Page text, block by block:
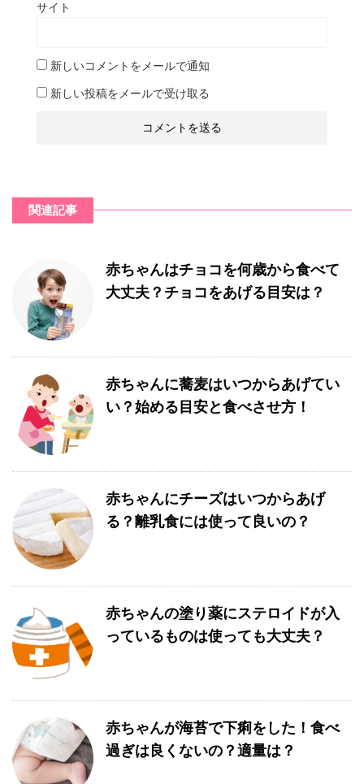
サイト
新しいコメントをメールで通知
新しい投稿をメールで受け取る
関連記事
赤ちゃんはチョコを何歳から食べて
大丈夫？チョコをあげる目安は？
赤ちゃんに蕎麦はいつからあげてい
い？始める目安と食べさせ方！
赤ちゃんにチーズはいつからあげ
る？離乳食には使って良いの？
赤ちゃんの塗り薬にステロイドが入
っているものは使っても大丈夫？
赤ちゃんが海苔で下痢をした！食べ
過ぎは良くないの？適量は？